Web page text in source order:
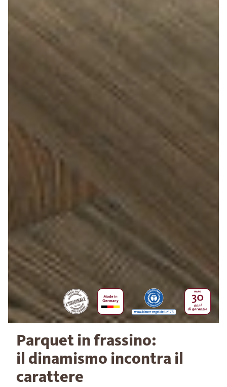
Parquet in frassino:
il dinamismo incontra il
carattere